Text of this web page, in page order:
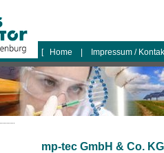
[ Home Impressum /
mp-tec GmbH & Co.